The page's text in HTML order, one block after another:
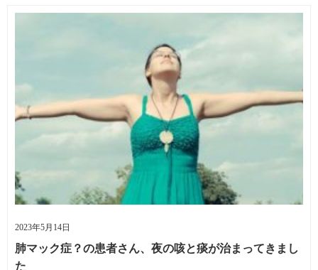
2023年5月14日
肺マック症？の患者さん、夜の咳と痰が治まってきまし
た